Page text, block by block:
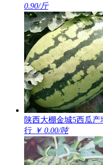
0.90/斤
陕西大棚金城5西瓜
行 ￥ 0.00/吨